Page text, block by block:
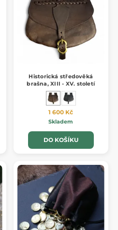
Historická středověká
brašna, XIII - XV. století
1 600 Kč
Skladem
DO KOŠÍKU